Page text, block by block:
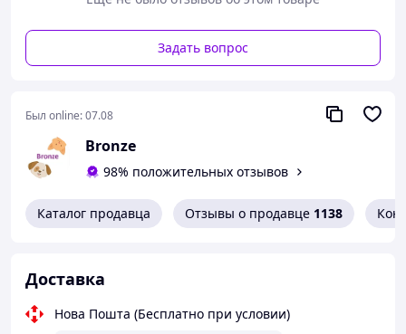
Задать вопрос
Был online:07.08
Bronze
98% положительных отзывов
Каталог продавца Отзывы о продавце 1138
Доставка
Нова Пошта (Бесплатно при условии)